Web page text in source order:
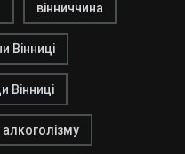
вінниччина
Вінниці
Вінниці
алкоголізму